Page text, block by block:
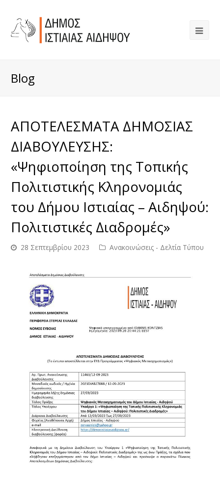
Blog
ΑΠΟΤΕΛΕΣΜΑΤΑ ΔΗΜΟΣΙΑΣ
ΔΙΑΒΟΥΛΕΥΣΗΣ:
«Ψηφιοποίηση της Τοπικής
Πολιτιστικής Κληρονομιάς
του Δήμου Ιστιαίας – Αιδηψού:
Πολιτιστικές Διαδρομές»
28 Σεπτεμβρίου 2023 Ανακοινώσεις - Δελτία Τύπου